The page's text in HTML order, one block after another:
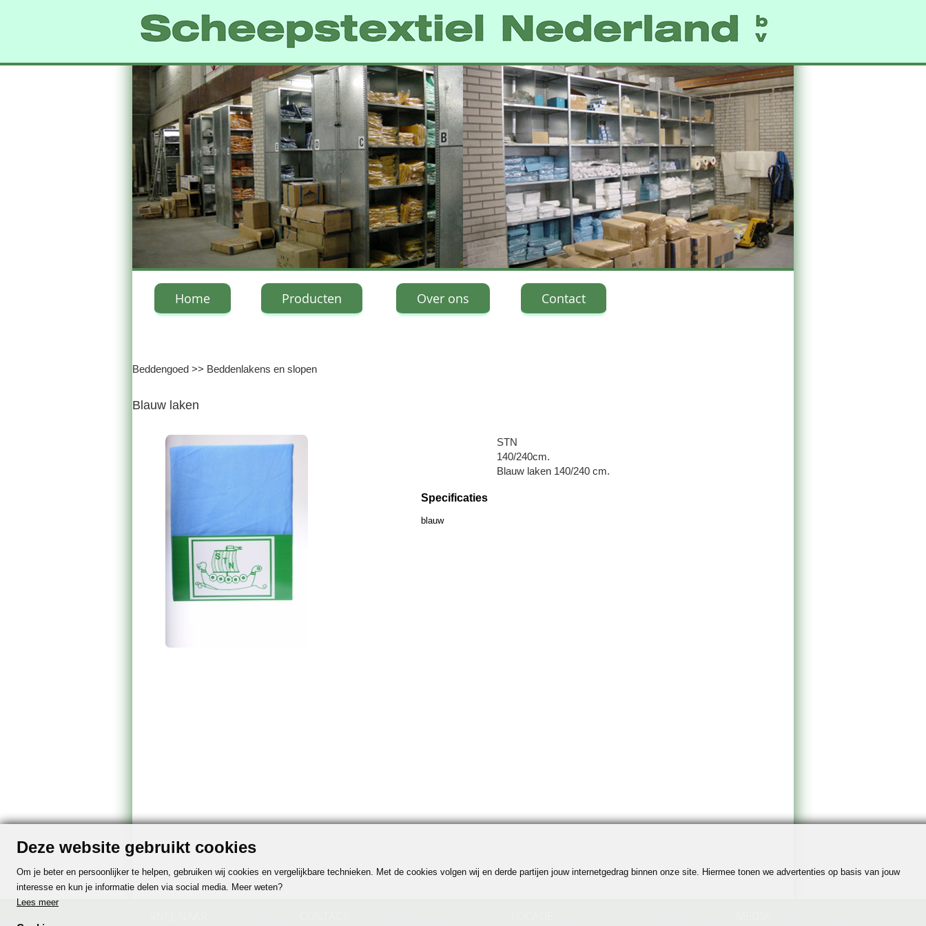
Home Producten Over ons Contact
Beddengoed >> Beddenlakens en slopen
Blauw laken
STN
140/240cm.
Blauw laken 140/240 cm.
Specificaties
blauw
Deze website gebruikt cookies
Om je beter en persoonlijker te helpen, gebruiken wij cookies en vergelijkbare technieken. Met de cookies volgen wij en derde partijen jouw internetgedrag binnen onze site. Hiermee tonen we advertenties op basis van jouw
interesse en kun je informatie delen via social media. Meer weten?
Lees meer